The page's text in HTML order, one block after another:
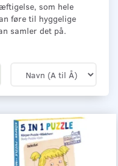
som hele
føre til hyggelige
samler det på.